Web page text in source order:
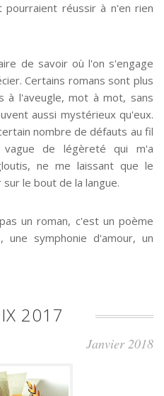
réussir à n'en rien
de savoir où l'on s'engage
Certains romans sont plus
à l'aveugle, mot à mot, sans
aussi mystérieux qu'eux.
nombre de défauts au fil
de légèreté qui m'a
ne me laissant que le
le bout de la langue.
un roman, c'est un poème
symphonie d'amour, un
2017
Janvier 2018